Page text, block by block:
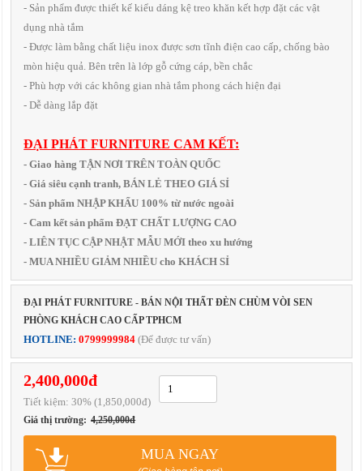
- Sản phẩm được thiết kế kiểu dáng kệ treo khăn kết hợp đặt các vật
dụng nhà tắm
- Được làm bằng chất liệu inox được sơn tĩnh điện cao cấp, chống bào
mòn hiệu quả. Bên trên là lớp gỗ cứng cáp, bền chắc
- Phù hợp với các không gian nhà tắm phong cách hiện đại
- Dễ dàng lắp đặt
ĐẠI PHÁT FURNITURE CAM KẾT:
- Giao hàng TẬN NƠI TRÊN TOÀN QUỐC
- Giá siêu cạnh tranh, BÁN LẺ THEO GIÁ SỈ
- Sản phẩm NHẬP KHẨU 100% từ nước ngoài
- Cam kết sản phẩm ĐẠT CHẤT LƯỢNG CAO
- LIÊN TỤC CẬP NHẬT MẪU MỚI theo xu hướng
- MUA NHIỀU GIẢM NHIỀU cho KHÁCH SỈ
ĐẠI PHÁT FURNITURE - BÁN NỘI THẤT ĐÈN CHÙM VÒI SEN
PHÒNG KHÁCH CAO CẤP TPHCM
HOTLINE:0799999984 (Để được tư vấn)
2,400,000đ
Tiết kiệm:30% (1,850,000đ)
Giá thị trường: 4,250,000đ
MUA NGAY